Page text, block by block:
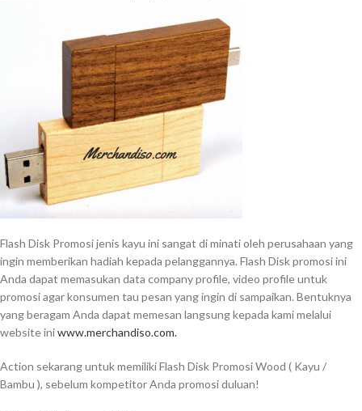
Flash Disk Promosi jenis kayu ini sangat di minati oleh perusahaan yang
ingin memberikan hadiah kepada pelanggannya. Flash Disk promosi ini
Anda dapat memasukan data company profile, video profile untuk
promosi agar konsumen tau pesan yang ingin di sampaikan. Bentuknya
yang beragam Anda dapat memesan langsung kepada kami melalui
website iniwww.merchandiso.com.
Action sekarang untuk memiliki Flash Disk Promosi Wood ( Kayu /
Bambu ), sebelum kompetitor Anda promosi duluan!